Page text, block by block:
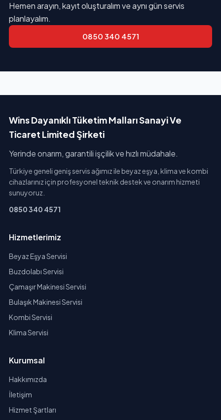
Hemen arayın, kayıt oluşturalım ve aynı gün servis
planlayalım.
0850 340 4571
Wins Dayanıklı Tüketim Malları Sanayi Ve
Ticaret Limited Şirketi
Yerinde onarım, garantili işçilik ve hızlı müdahale.
Türkiye geneli geniş servis ağımız ile beyaz eşya, klima ve kombi
cihazlarınız için profesyonel teknik destek ve onarım hizmeti
sunuyoruz.
0850 340 4571
Hizmetlerimiz
Beyaz Eşya Servisi
Buzdolabı Servisi
Çamaşır Makinesi Servisi
Bulaşık Makinesi Servisi
Kombi Servisi
Klima Servisi
Kurumsal
Hakkımızda
İletişim
Hizmet Şartları